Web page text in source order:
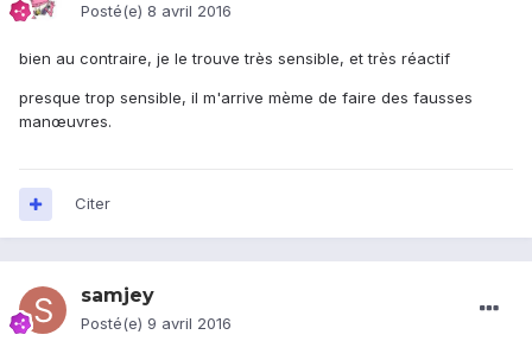
Posté(e) 8 avril 2016
bien au contraire, je le trouve très sensible, et très réactif
presque trop sensible, il m'arrive mème de faire des fausses
manœuvres.
Citer
samjey
Posté(e) 9 avril 2016